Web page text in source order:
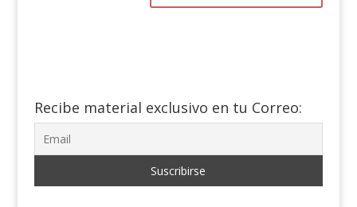
Recibe material exclusivo en tu Correo: